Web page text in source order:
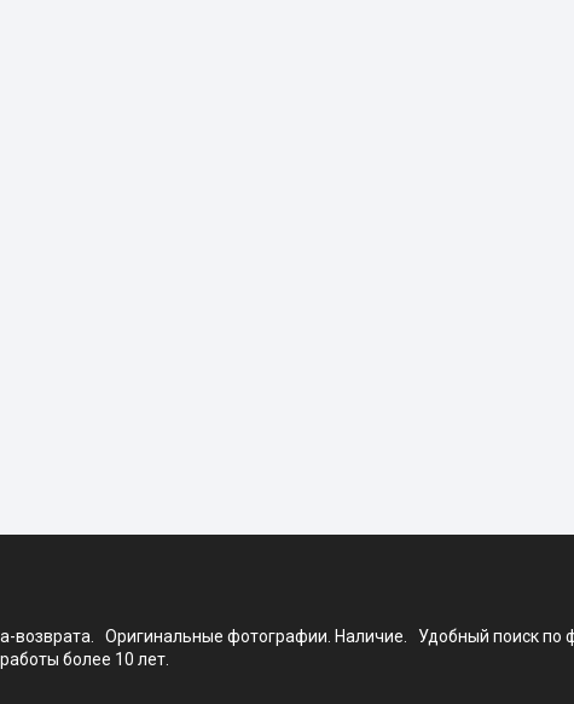
возврата. Оригинальные фотографии. Наличие. Удобный поиск по
более 10 лет.